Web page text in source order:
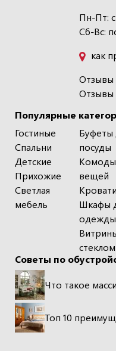
Популярные
Гостиные
Спальни
Детские
Прихожие
Светлая
мебель
Буфеты
посуды
Комоды
вещей
Шкафы
одежды
стеклом
Пн-Пт:
Сб-Вс:
как
Отзывы
Отзывы
Советы по
Что такое
Топ 10